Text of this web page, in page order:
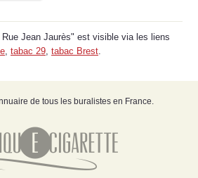
Jean Jaurès" est visible via les liens
, tabac 29, tabac Brest.
de tous les buralistes en France.